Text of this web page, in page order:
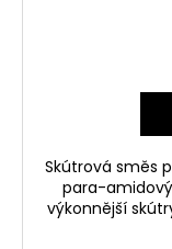
Skútrová směs
para-
výkonnější